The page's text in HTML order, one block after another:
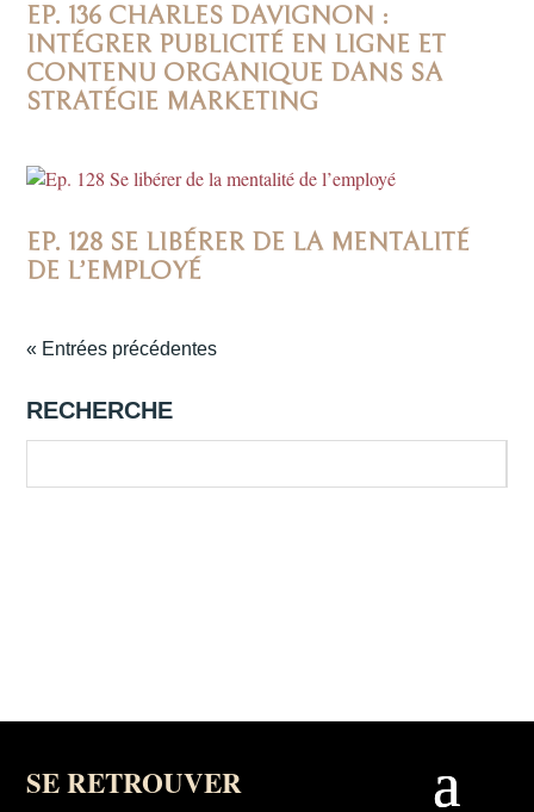
EP. 136 CHARLES DAVIGNON :
INTÉGRER PUBLICITÉ EN LIGNE ET
CONTENU ORGANIQUE DANS SA
STRATÉGIE MARKETING
EP. 128 SE LIBÉRER DE LA MENTALITÉ
DE L’EMPLOYÉ
« Entrées précédentes
RECHERCHE
SE RETROUVER